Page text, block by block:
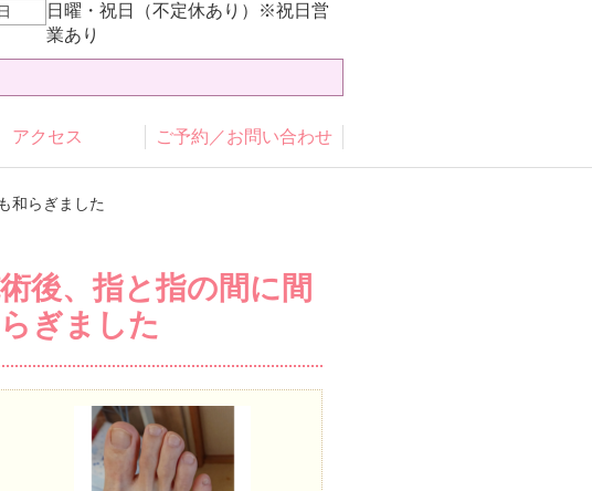
日曜・祝日（不定休あり）※祝日営
業あり
アクセス ご予約／お問い合わせ
和らぎました
後、指と指の間に間
ぎました